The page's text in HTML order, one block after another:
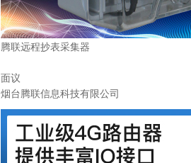
腾联远程抄表采集器
面议
烟台腾联信息科技有限公司